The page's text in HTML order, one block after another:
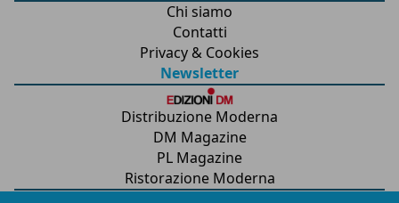
Chi siamo
Contatti
Privacy & Cookies
Newsletter
Distribuzione Moderna
DM Magazine
PL Magazine
Ristorazione Moderna